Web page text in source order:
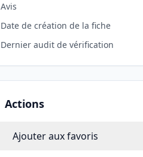
Avis
Date de création de la fiche
Dernier audit de vérification
Actions
Ajouter aux favoris